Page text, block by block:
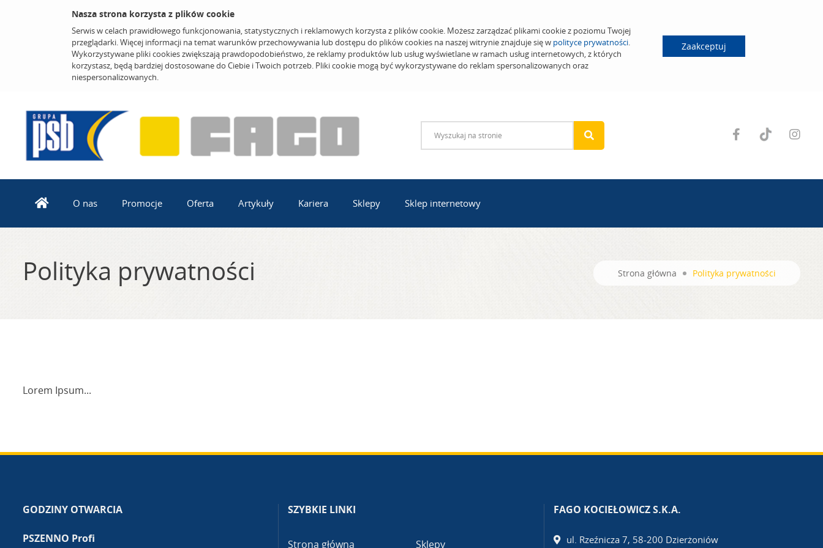
Nasza strona korzysta z plików cookie
Serwis w celach prawidłowego funkcjonowania, statystycznych i reklamowych korzysta z plików cookie. Możesz zarządzać plikami cookie z poziomu Twojej
przeglądarki. Więcej informacji na temat warunków przechowywania lub dostępu do plików cookies na naszej witrynie znajduje się w polityce prywatności.
Wykorzystywane pliki cookies zwiększają prawdopodobieństwo, że reklamy produktów lub usług wyświetlane w ramach usług internetowych, z których
korzystasz, będą bardziej dostosowane do Ciebie i Twoich potrzeb. Pliki cookie mogą być wykorzystywane do reklam spersonalizowanych oraz
niespersonalizowanych.
Zaakceptuj
O nas Promocje Oferta Artykuły Kariera Sklepy Sklep internetowy
Polityka prywatności Strona główna Polityka prywatności
Lorem Ipsum...
GODZINY OTWARCIA
PSZENNO Profi
SZYBKIE LINKI
Strona główna Sklepy
FAGO KOCIEŁOWICZ S.K.A.
ul. Rzeźnicza 7, 58-200 Dzierżoniów